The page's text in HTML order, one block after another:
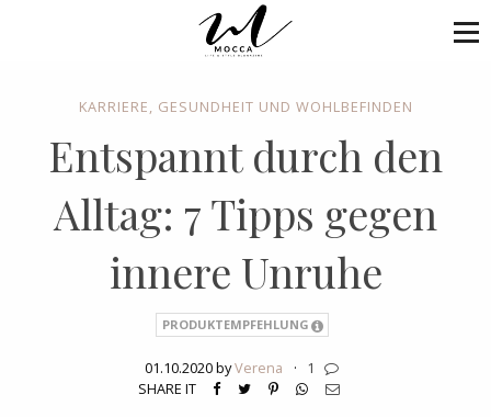
KARRIERE, GESUNDHEIT UND WOHLBEFINDEN
Entspannt durch den
Alltag: 7 Tipps gegen
innere Unruhe
PRODUKTEMPFEHLUNG
01.10.2020 byVerena ·
1
SHARE IT